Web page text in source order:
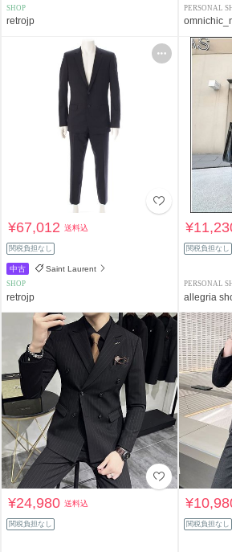
SHOP
retrojp
PERSONAL
¥67,012送料込
関税負担なし
中古 Saint Laurent
SHOP
retrojp
関税負担なし
PERSONAL
allegria
¥24,980送料込
関税負担なし 関税負担なし